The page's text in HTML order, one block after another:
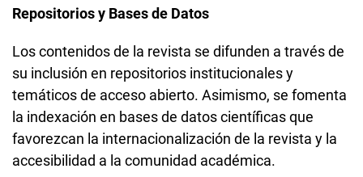
Repositorios y Bases de Datos
Los contenidos de la revista se difunden a través de
su inclusión en repositorios institucionales y
temáticos de acceso abierto. Asimismo, se fomenta
la indexación en bases de datos científicas que
favorezcan la internacionalización de la revista y la
accesibilidad a la comunidad académica.